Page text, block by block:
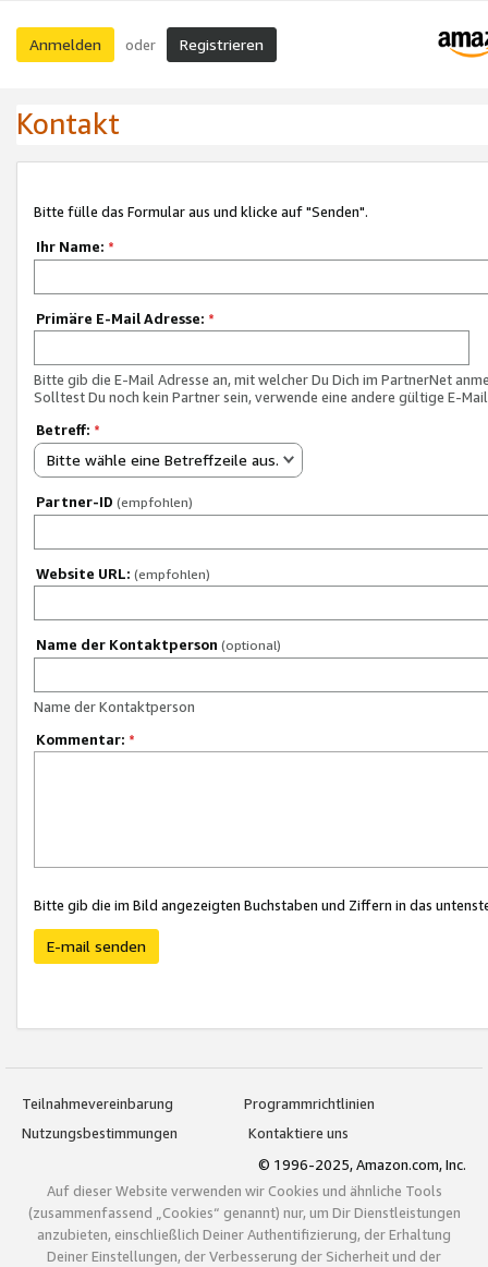
Anmelden oder Registrieren
Kontakt
Bitte fülle das Formular aus und klicke auf "Senden".
Ihr Name: *
Primäre E-Mail Adresse: *
Bitte gib die E-Mail Adresse an, mit welcher Du Dich im PartnerNet
Solltest Du noch kein Partner sein, verwende eine andere gültige E-
Betreff: *
Bitte wähle eine Betreffzeile aus.
Partner-ID (empfohlen)
Website URL: (empfohlen)
Name der Kontaktperson (optional)
Name der Kontaktperson
Kommentar: *
Bitte gib die im Bild angezeigten Buchstaben und Ziffern in das
E-mail senden
Teilnahmevereinbarung
Programmrichtlinien
Nutzungsbestimmungen
Kontaktiere uns
© 1996-2025, Amazon.com, Inc.
Auf dieser Website verwenden wir Cookies und ähnliche Tools
(zusammenfassend „Cookies“ genannt) nur, um Dir Dienstleistungen
anzubieten, einschließlich Deiner Authentifizierung, der Erhaltung
Deiner Einstellungen, der Verbesserung der Sicherheit und der